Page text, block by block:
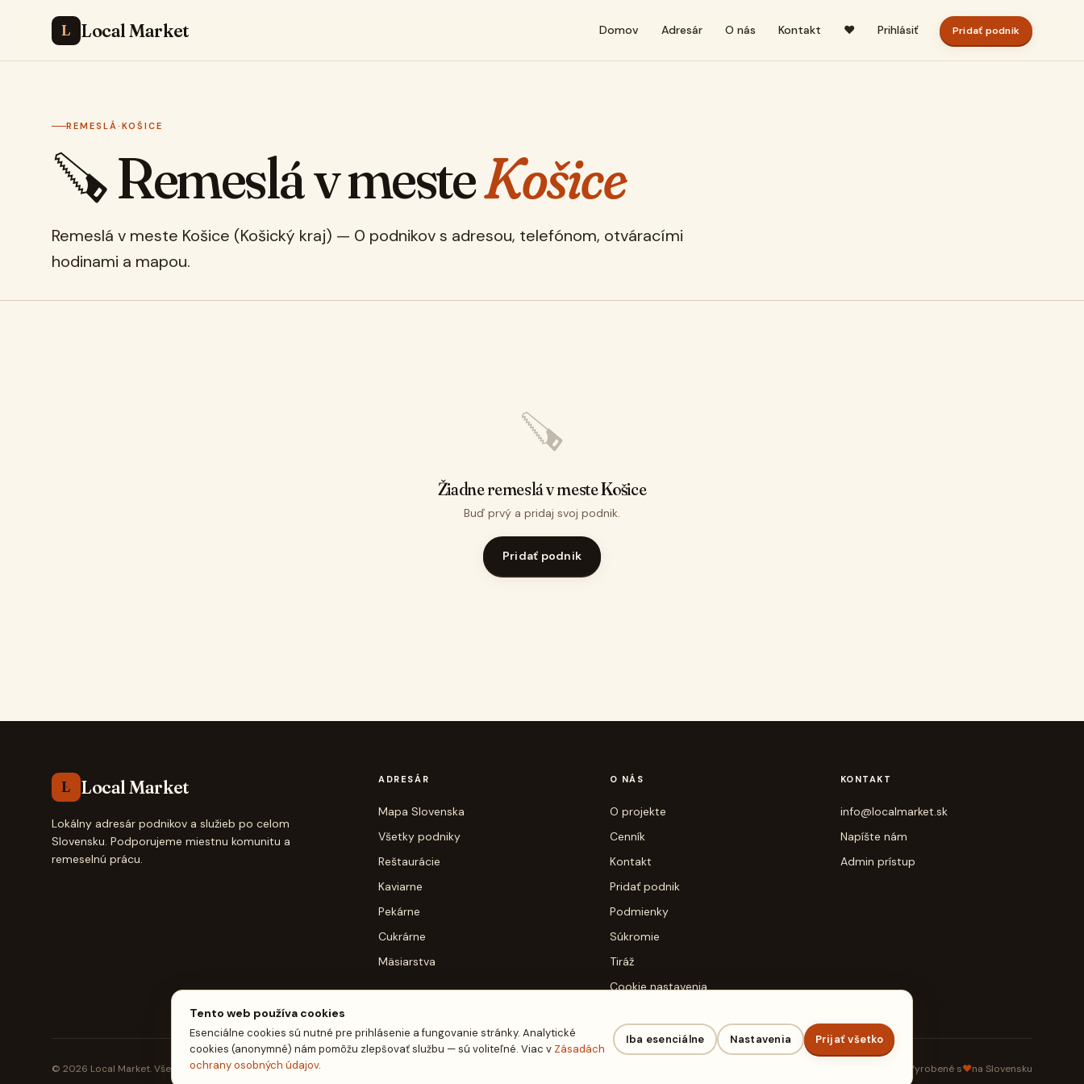
L Local Market Domov Adresár O nás Kontakt ♥ Prihlásiť Pridať podnik
REMESLÁ · KOŠICE
🪚 Remeslá v mesteKošice
Remeslá v meste Košice (Košický kraj) — 0 podnikov s adresou, telefónom, otváracími
hodinami a mapou.
🪚
Žiadne remeslá v meste Košice
Buď prvý a pridaj svoj podnik.
Pridať podnik
L Local Market
Lokálny adresár podnikov a služieb po celom
Slovensku. Podporujeme miestnu komunitu a
remeselnú prácu.
ADRESÁR
Mapa Slovenska
Všetky podniky
Reštaurácie
Kaviarne
Pekárne
Cukrárne
Mäsiarstva
O NÁS
O projekte
Cenník
Kontakt
Pridať podnik
Podmienky
Súkromie
Tiráž
Cookie nastavenia
KONTAKT
info@localmarket.sk
Napíšte nám
Admin prístup
© 2026 Local Market. Všetky práva vyhradené. Vyrobené s♥na Slovensku
Tento web používa cookies
Esenciálne cookies sú nutné pre prihlásenie a fungovanie stránky. Analytické
cookies (anonymné) nám pomôžu zlepšovať službu — sú voliteľné. Viac v Zásadách
ochrany osobných údajov.
Iba esenciálne Nastavenia Prijať všetko